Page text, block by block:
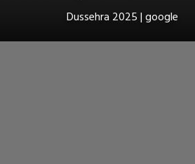
Dussehra 2025 | google